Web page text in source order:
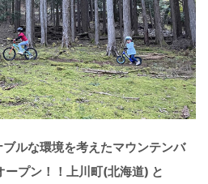
ルな環境を考えたマウンテンバ
プン！！上川町(北海道) と